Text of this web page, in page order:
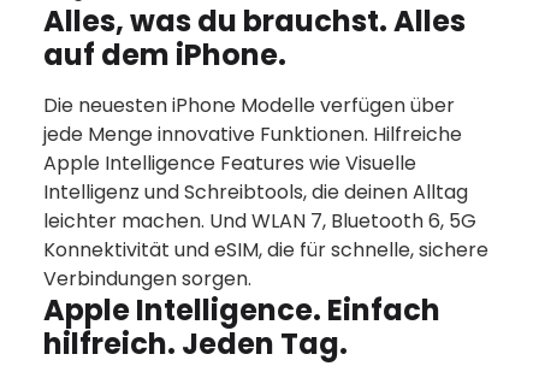
Alles, was du brauchst. Alles
auf dem iPhone.
Die neuesten iPhone Modelle verfügen über
jede Menge innovative Funktionen. Hilfreiche
Apple Intelligence Features wie Visuelle
Intelligenz und Schreibtools, die deinen Alltag
leichter machen. Und WLAN 7, Bluetooth 6, 5G
Konnektivität und eSIM, die für schnelle, sichere
Verbindungen sorgen.
Apple Intelligence. Einfach
hilfreich. Jeden Tag.